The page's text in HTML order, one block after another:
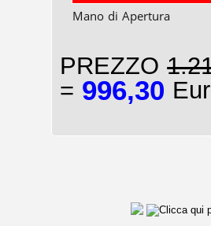
Mano di Apertura
PREZZO
= 996,30